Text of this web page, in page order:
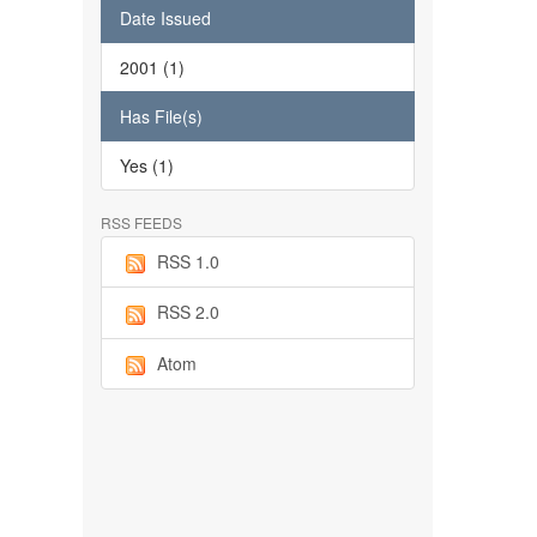
Date Issued
2001 (1)
Has File(s)
Yes (1)
RSS FEEDS
RSS 1.0
RSS 2.0
Atom